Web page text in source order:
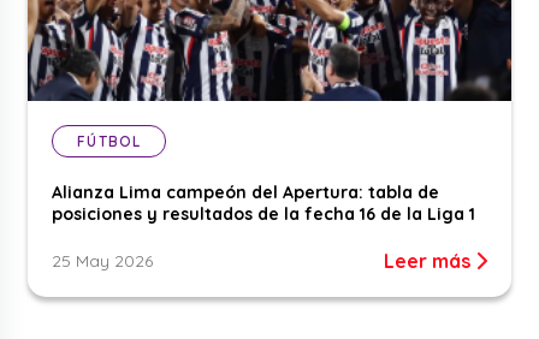
FÚTBOL
Alianza Lima campeón del Apertura: tabla de
posiciones y resultados de la fecha 16 de la Liga 1
25 May 2026 Leer más